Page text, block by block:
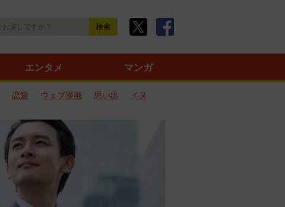
エンタメ マンガ
恋愛 ウェブ漫画 思い出
イヌ